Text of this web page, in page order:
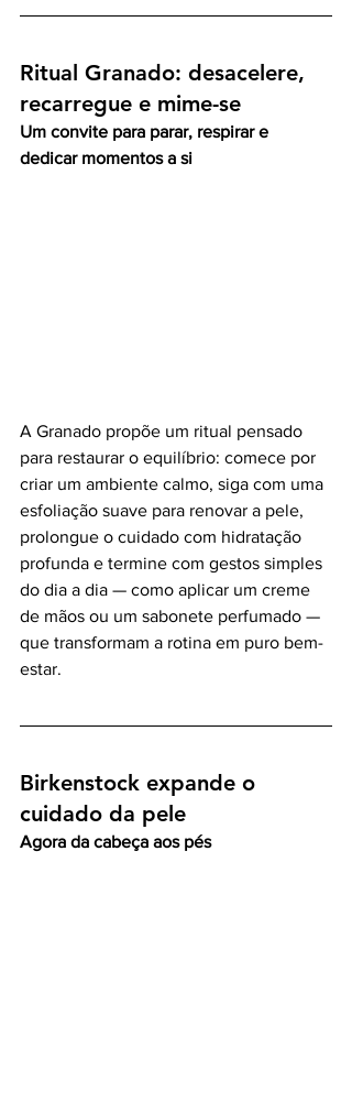
Ritual Granado: desacelere,
recarregue e mime-se
Um convite para parar, respirar e
dedicar momentos a si
A Granado propõe um ritual pensado
para restaurar o equilíbrio: comece por
criar um ambiente calmo, siga com uma
esfoliação suave para renovar a pele,
prolongue o cuidado com hidratação
profunda e termine com gestos simples
do dia a dia — como aplicar um creme
de mãos ou um sabonete perfumado —
que transformam a rotina em puro bem-
estar.
Birkenstock expande o
cuidado da pele
Agora da cabeça aos pés